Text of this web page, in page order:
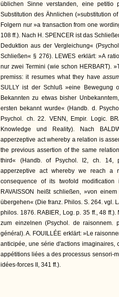
üblichen Sinne verstanden, eine
Substitution des Ähnlichen (»substitution
Folgern nur »a transaction from one
108 ff.). Nach H. SPENCER ist das
Deduktion aus der Vergleichung«
Schließen« § 276). LEWES erklärt: »A
nur zwei Termini (wie schon HERBART).
premiss: it resumes what they have
SULLY ist der Schluß »eine Bewegung
Bekannten zu etwas bisher
ersten bekannt wurde« (Handb. d.
Psychol. ch. 22. VENN, Empir. Logic.
Knowledge und Reality). Nach
apperzeptive act whereby a relation is
the previous assertion of the same
third« (Handb. of Psychol. I2, ch. 14,
apperzeptive act whereby we reach
consequence of its twofold
RAVAISSON heißt schließen, »von
übergehen« (Die franz. Philos. S. 264. vgl.
philos. 1876. RABIER, Log. p. 35 ff., 48
zum einzelnen (Psychol. de
général). A. FOUILLÉE erklärt: »Le
anticipée, une série d'actions imaginaires,
appétitions liées a des processus sensori-
idées-forces II, 341 ff.).